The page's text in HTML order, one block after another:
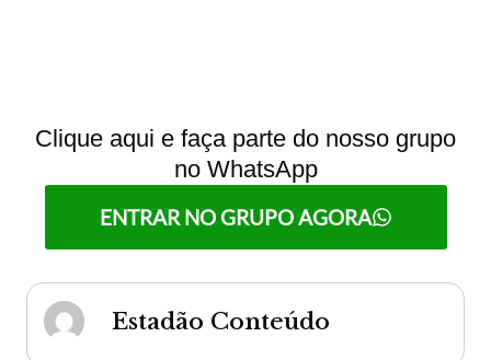
Clique aqui e faça parte do nosso grupo
no WhatsApp
ENTRAR NO GRUPO AGORA
Estadão Conteúdo